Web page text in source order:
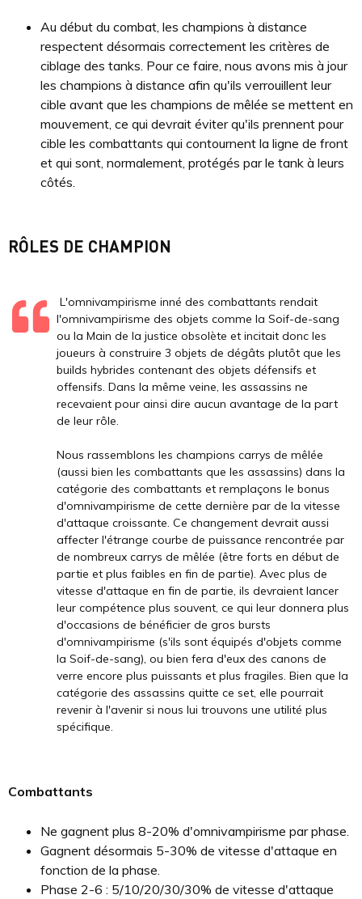
Au début du combat, les champions à distance
respectent désormais correctement les critères de
ciblage des tanks. Pour ce faire, nous avons mis à jour
les champions à distance afin qu'ils verrouillent leur
cible avant que les champions de mêlée se mettent en
mouvement, ce qui devrait éviter qu'ils prennent pour
cible les combattants qui contournent la ligne de front
et qui sont, normalement, protégés par le tank à leurs
côtés.
RÔLES DE CHAMPION
L'omnivampirisme inné des combattants rendait
l'omnivampirisme des objets comme la Soif-de-sang
ou la Main de la justice obsolète et incitait donc les
joueurs à construire 3 objets de dégâts plutôt que les
builds hybrides contenant des objets défensifs et
offensifs. Dans la même veine, les assassins ne
recevaient pour ainsi dire aucun avantage de la part
de leur rôle.
Nous rassemblons les champions carrys de mêlée
(aussi bien les combattants que les assassins) dans la
catégorie des combattants et remplaçons le bonus
d'omnivampirisme de cette dernière par de la vitesse
d'attaque croissante. Ce changement devrait aussi
affecter l'étrange courbe de puissance rencontrée par
de nombreux carrys de mêlée (être forts en début de
partie et plus faibles en fin de partie). Avec plus de
vitesse d'attaque en fin de partie, ils devraient lancer
leur compétence plus souvent, ce qui leur donnera plus
d'occasions de bénéficier de gros bursts
d'omnivampirisme (s'ils sont équipés d'objets comme
la Soif-de-sang), ou bien fera d'eux des canons de
verre encore plus puissants et plus fragiles. Bien que la
catégorie des assassins quitte ce set, elle pourrait
revenir à l'avenir si nous lui trouvons une utilité plus
spécifique.
Combattants
Ne gagnent plus 8-20% d'omnivampirisme par phase.
Gagnent désormais 5-30% de vitesse d'attaque en
fonction de la phase.
Phase 2-6 : 5/10/20/30/30% de vitesse d'attaque